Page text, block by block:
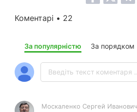
Коментарі • 22
За популярністю За порядком
Москаленко Сергей